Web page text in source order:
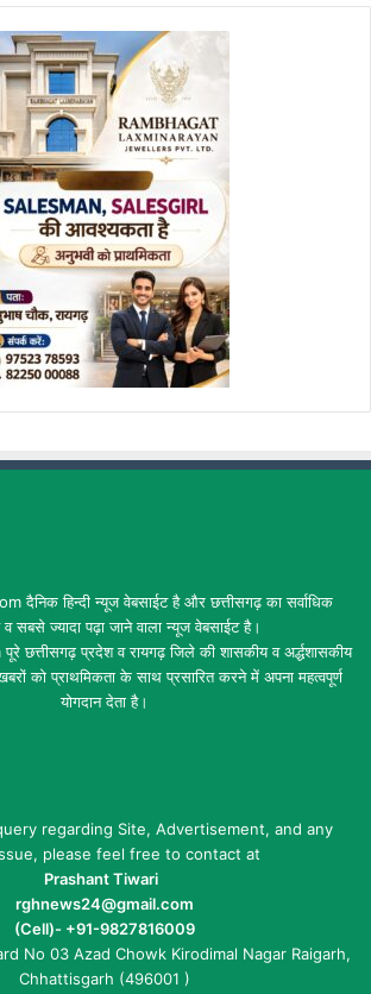
हिन्दी न्यूज वेबसाईट है और छत्तीसगढ़ का सर्वाधिक
सबसे ज्यादा पढ़ा जाने वाला न्यूज वेबसाईट है।
प्रदेश व रायगढ़ जिले की शासकीय व अर्द्धशासकीय
को प्राथमिकता के साथ प्रसारित करने में अपना महत्वपूर्ण
योगदान देता है।
regarding Site, Advertisement, and any
please feel free to contact at
Prashant Tiwari
rghnews24@gmail.com
(Cell)- +91-9827816009
No 03 Azad Chowk Kirodimal Nagar Raigarh,
Chhattisgarh (496001 )